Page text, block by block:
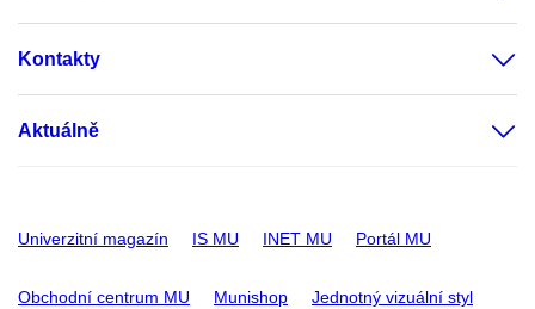
Kontakty
Aktuálně
Univerzitní magazín IS MU INET MU Portál MU
Obchodní centrum MU Munishop Jednotný vizuální styl